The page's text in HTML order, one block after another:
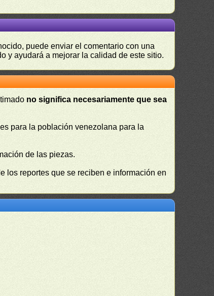
puede enviar el comentario con una
y ayudará a mejorar la calidad de este sitio.
no significa necesariamente que sea
para la población venezolana para la
de las piezas.
los reportes que se reciben e información en